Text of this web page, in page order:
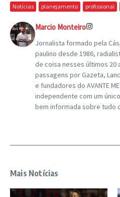
Notícias
planejamento profissional
Marcio Monteiro
Jornalista formado pela
paulino desde 1986,
de coisa nesses últimos 20
passagens por Gazeta,
e fundadores do AVANTE
independente com um
bem informada sobre tudo
Mais Notícias